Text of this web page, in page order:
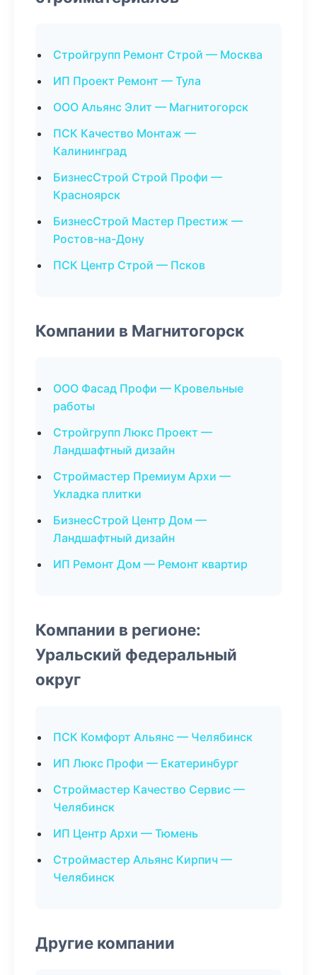
Стройгрупп Ремонт Строй — Москва
ИП Проект Ремонт — Тула
ООО Альянс Элит — Магнитогорск
ПСК Качество Монтаж —
Калининград
БизнесСтрой Строй Профи —
Красноярск
БизнесСтрой Мастер Престиж —
Ростов-на-Дону
ПСК Центр Строй — Псков
Компании в Магнитогорск
ООО Фасад Профи — Кровельные
работы
Стройгрупп Люкс Проект —
Ландшафтный дизайн
Строймастер Премиум Архи —
Укладка плитки
БизнесСтрой Центр Дом —
Ландшафтный дизайн
ИП Ремонт Дом — Ремонт квартир
Компании в регионе:
Уральский федеральный
округ
ПСК Комфорт Альянс — Челябинск
ИП Люкс Профи — Екатеринбург
Строймастер Качество Сервис —
Челябинск
ИП Центр Архи — Тюмень
Строймастер Альянс Кирпич —
Челябинск
Другие компании